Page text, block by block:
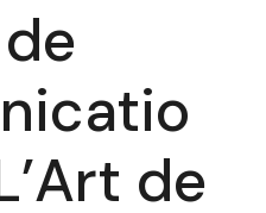
de